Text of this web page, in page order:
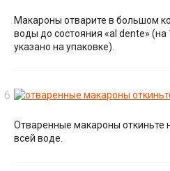
Макароны отварите в большом
воды до состояния «al dente»
указано на упаковке).
Отваренные макароны откиньте
всей воде.